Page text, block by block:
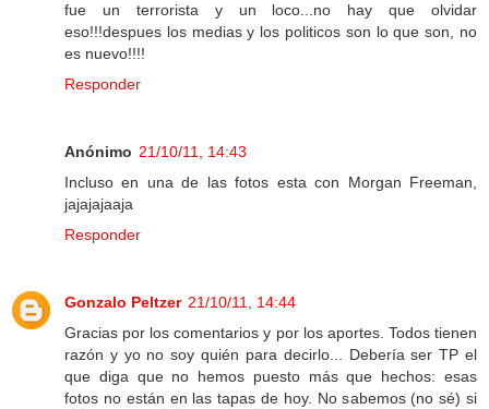
fue un terrorista y un loco...no hay que olvidar
eso!!!despues los medias y los politicos son lo que son, no
es nuevo!!!!
Responder
Anónimo 21/10/11, 14:43
Incluso en una de las fotos esta con Morgan Freeman,
jajajajaaja
Responder
Gonzalo Peltzer 21/10/11, 14:44
Gracias por los comentarios y por los aportes. Todos tienen
razón y yo no soy quién para decirlo... Debería ser TP el
que diga que no hemos puesto más que hechos: esas
fotos no están en las tapas de hoy. No sabemos (no sé) si